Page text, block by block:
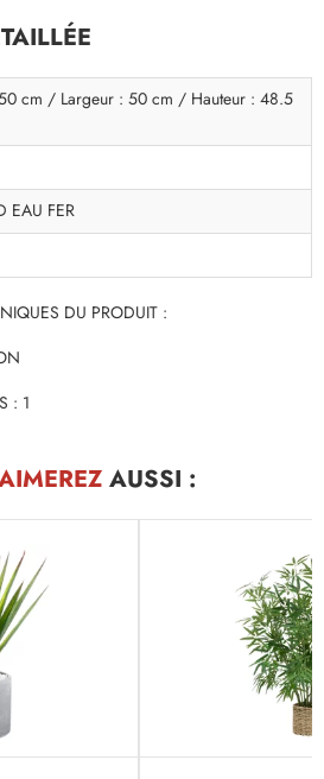
cm / Largeur : 50 cm / Hauteur : 48.5
EAU FER
DU PRODUIT :
: 1
AUSSI :